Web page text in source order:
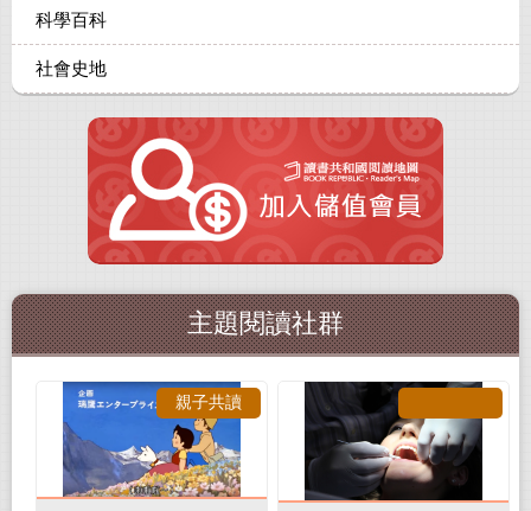
科學百科
社會史地
主題閱讀社群
親子共讀